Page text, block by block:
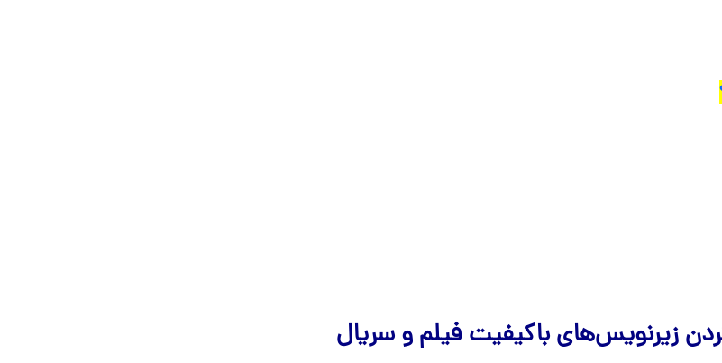
زیرنویس‌های باکیفیت فیلم و سریال